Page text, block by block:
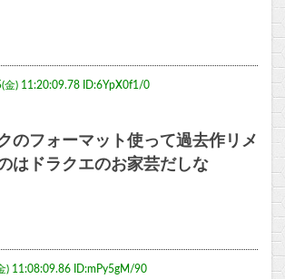
) 11:20:09.78 ID:6YpX0f1/0
のフォーマット使って過去作リメ
はドラクエのお家芸だしな
) 11:08:09.86 ID:mPy5gM/90